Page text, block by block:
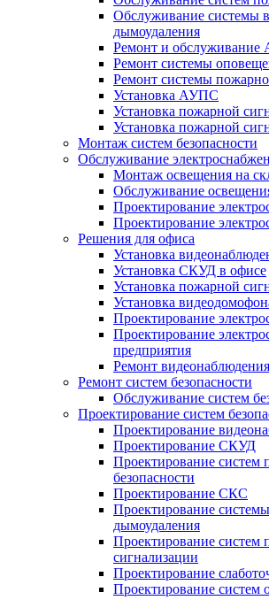
Обслуживание системы
дымоудаления
Ремонт и
Ремонт системы
Ремонт системы
Установка АУПС
Установка пожарной
Установка пожарной
Монтаж систем безопасности
Обслуживание
Монтаж освещения на
Обслуживание
Проектирование
Проектирование
Решения для офиса
Установка
Установка СКУД в офисе
Установка пожарной
Установка
Проектирование
Проектирование
предприятия
Ремонт
Ремонт систем безопасности
Обслуживание систем
Проектирование систем
Проектирование
Проектирование СКУД
Проектирование систем
безопасности
Проектирование СКС
Проектирование
дымоудаления
Проектирование систем
сигнализации
Проектирование
Проектирование систем